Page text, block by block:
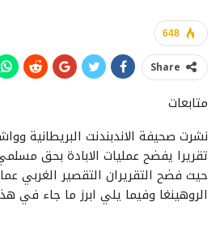
648
Share
متابعات
نشرت صحيفة الاندبندنت البريطانية
تقريرا يفضح عمليات الابادة بحق
حيث فضح التقريران التقصير الغربي
الروهينغا وفيما يلي ابرز ما جاء في